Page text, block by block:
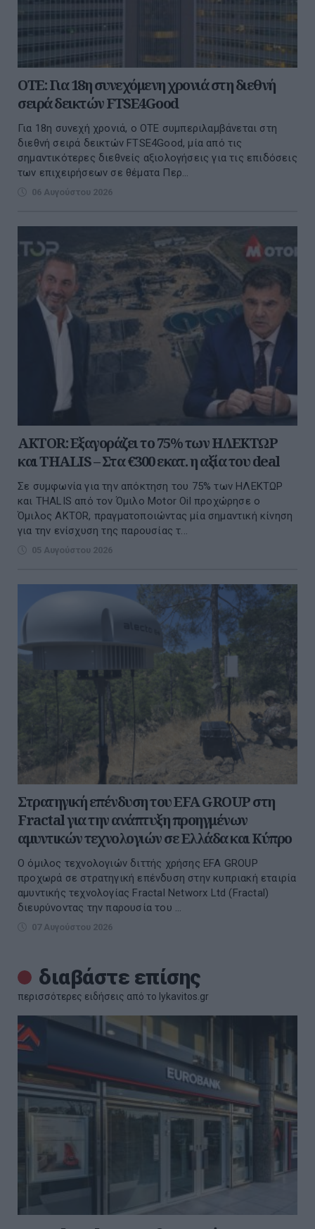
ΟΤΕ: Για 18η συνεχόμενη χρονιά στη διεθνή
σειρά δεικτών FTSE4Good
Για 18η συνεχή χρονιά, ο ΟΤΕ συμπεριλαμβάνεται στη
διεθνή σειρά δεικτών FTSE4Good, μία από τις
σημαντικότερες διεθνείς αξιολογήσεις για τις επιδόσεις
των επιχειρήσεων σε θέματα Περ...
06 Αυγούστου 2026
AKTOR: Εξαγοράζει το 75% των ΗΛΕΚΤΩΡ
και THALIS – Στα €300 εκατ. η αξία του deal
Σε συμφωνία για την απόκτηση του 75% των ΗΛΕΚΤΩΡ
και THALIS από τον Όμιλο Motor Oil προχώρησε ο
Όμιλος AKTOR, πραγματοποιώντας μία σημαντική κίνηση
για την ενίσχυση της παρουσίας τ...
05 Αυγούστου 2026
Στρατηγική επένδυση του EFA GROUP στη
Fractal για την ανάπτυξη προηγμένων
αμυντικών τεχνολογιών σε Ελλάδα και Κύπρο
Ο όμιλος τεχνολογιών διττής χρήσης EFA GROUP
προχωρά σε στρατηγική επένδυση στην κυπριακή εταιρία
αμυντικής τεχνολογίας Fractal Networx Ltd (Fractal)
διευρύνοντας την παρουσία του ...
07 Αυγούστου 2026
διαβάστε επίσης
περισσότερες ειδήσεις από το lykavitos.gr